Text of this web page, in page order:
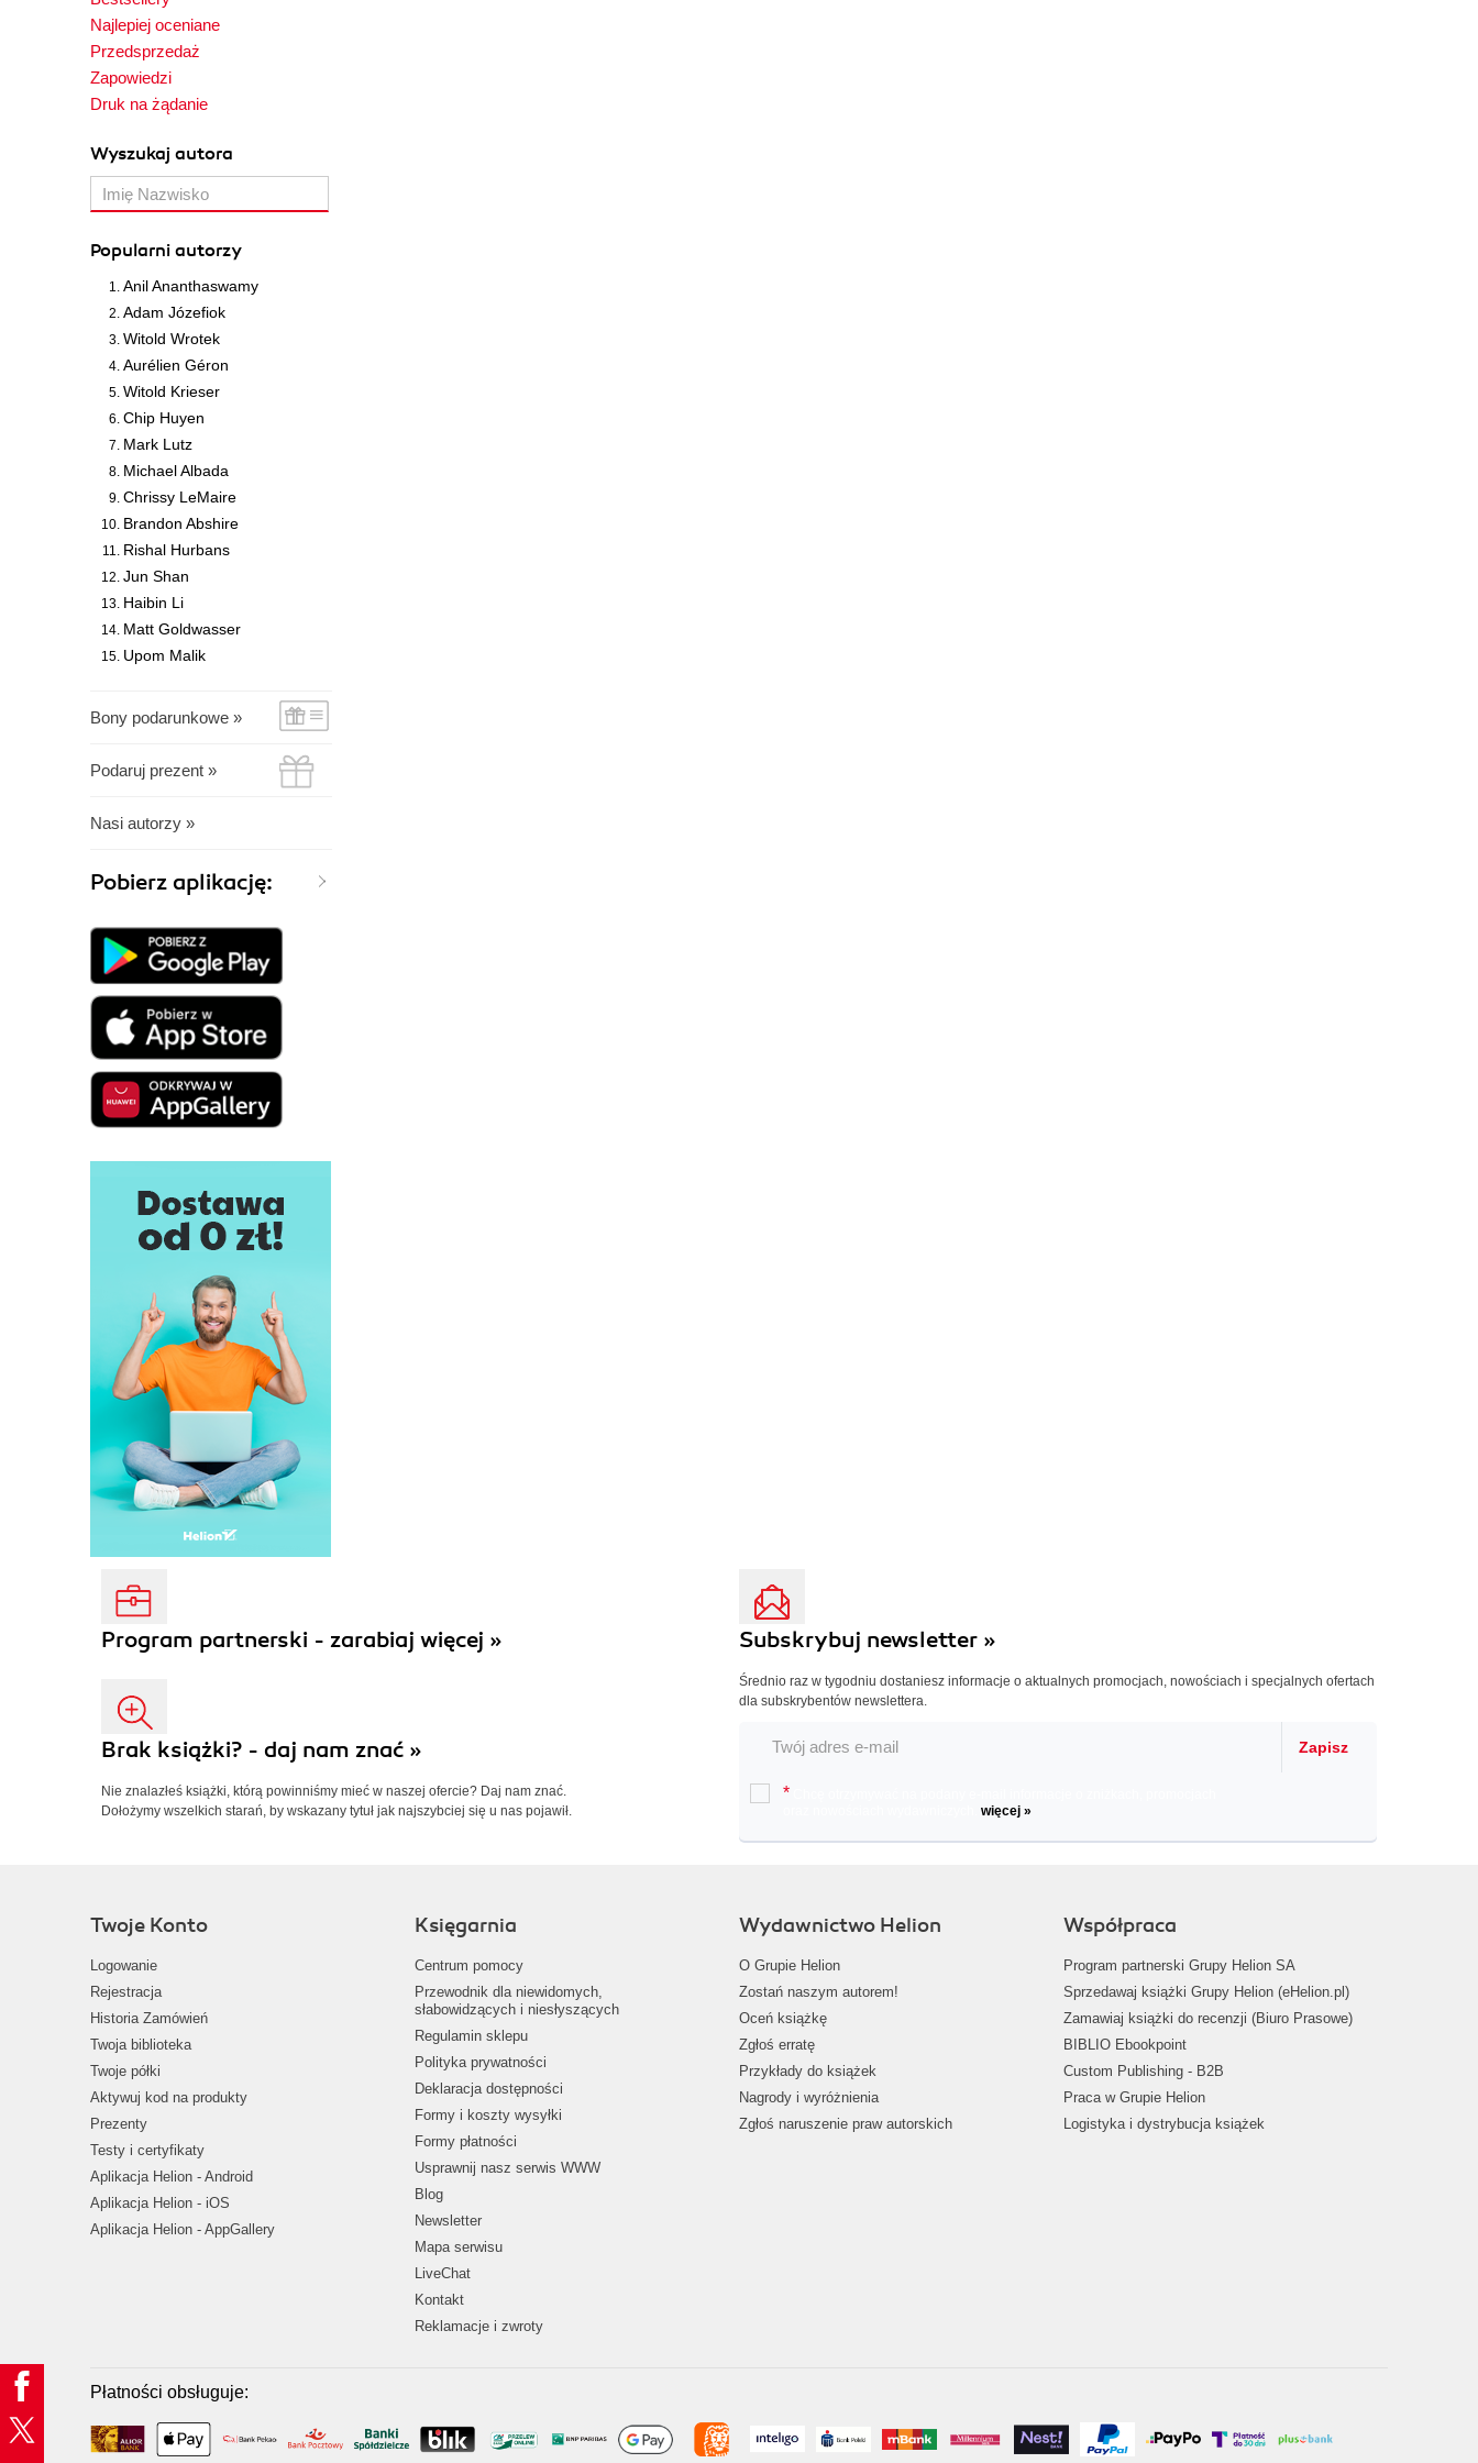
Najlepiej oceniane
Przedsprzedaż
Zapowiedzi
Druk na żądanie
Wyszukaj autora
Popularni autorzy
Anil Ananthaswamy
Adam Józefiok
Witold Wrotek
Aurélien Géron
Witold Krieser
Chip Huyen
Mark Lutz
Michael Albada
Chrissy LeMaire
Brandon Abshire
Rishal Hurbans
Jun Shan
Haibin Li
Matt Goldwasser
Upom Malik
Bony podarunkowe »
Podaruj prezent »
Nasi autorzy »
Pobierz aplikację:
Program partnerski - zarabiaj więcej »
Brak książki? - daj nam znać »
Nie znalazłeś książki, którą powinniśmy mieć w naszej ofercie? Daj nam znać.
Dołożymy wszelkich starań, by wskazany tytuł jak najszybciej się u nas pojawił.
Subskrybuj newsletter »
Średnio raz w tygodniu dostaniesz informacje o aktualnych promocjach, nowościach i specjalnych ofertach
dla subskrybentów newslettera.
Zapisz
*
więcej »
Twoje Konto
Logowanie
Rejestracja
Historia Zamówień
Twoja biblioteka
Twoje półki
Aktywuj kod na produkty
Prezenty
Testy i certyfikaty
Aplikacja Helion - Android
Aplikacja Helion - iOS
Aplikacja Helion - AppGallery
Księgarnia
Centrum pomocy
Przewodnik dla niewidomych,
słabowidzących i niesłyszących
Regulamin sklepu
Polityka prywatności
Deklaracja dostępności
Formy i koszty wysyłki
Formy płatności
Usprawnij nasz serwis WWW
Blog
Newsletter
Mapa serwisu
LiveChat
Kontakt
Reklamacje i zwroty
Wydawnictwo Helion
O Grupie Helion
Zostań naszym autorem!
Oceń książkę
Zgłoś erratę
Przykłady do książek
Nagrody i wyróżnienia
Zgłoś naruszenie praw autorskich
Współpraca
Program partnerski Grupy Helion SA
Sprzedawaj książki Grupy Helion (eHelion.pl)
Zamawiaj książki do recenzji (Biuro Prasowe)
BIBLIO Ebookpoint
Custom Publishing - B2B
Praca w Grupie Helion
Logistyka i dystrybucja książek
Płatności obsługuje: